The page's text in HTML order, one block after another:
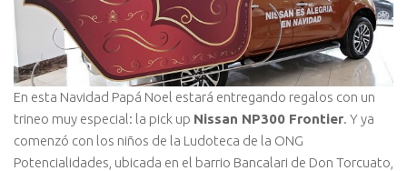
En esta Navidad Papá Noel estará entregando regalos con un
trineo muy especial: la pick up Nissan NP300 Frontier. Y ya
comenzó con los niños de la Ludoteca de la ONG
Potencialidades, ubicada en el barrio Bancalari de Don Torcuato,